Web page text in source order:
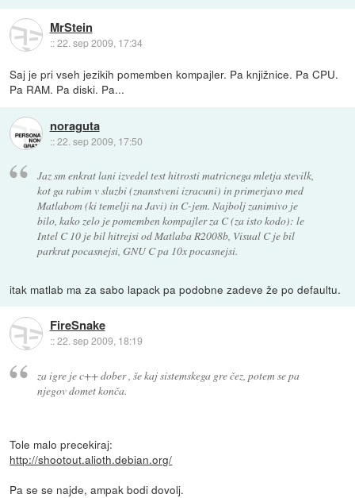
MrStein
::22. sep 2009, 17:34
Saj je pri vseh jezikih pomemben kompajler. Pa knjižnice. Pa CPU.
Pa RAM. Pa diski. Pa...
noraguta
::22. sep 2009, 17:50
Jaz sm enkrat lani izvedel test hitrosti matricnega mletja stevilk,
kot ga rabim v sluzbi (znanstveni izracuni) in primerjavo med
Matlabom (ki temelji na Javi) in C-jem. Najbolj zanimivo je
bilo, kako zelo je pomemben kompajler za C (za isto kodo): le
Intel C 10 je bil hitrejsi od Matlaba R2008b, Visual C je bil
parkrat pocasnejsi, GNU C pa 10x pocasnejsi.
itak matlab ma za sabo lapack pa podobne zadeve že po defaultu.
FireSnake
::22. sep 2009, 18:19
za igre je c++ dober , še kaj sistemskega gre čez, potem se pa
njegov domet konča.
Tole malo precekiraj:
http://shootout.alioth.debian.org/
Pa se se najde, ampak bodi dovolj.